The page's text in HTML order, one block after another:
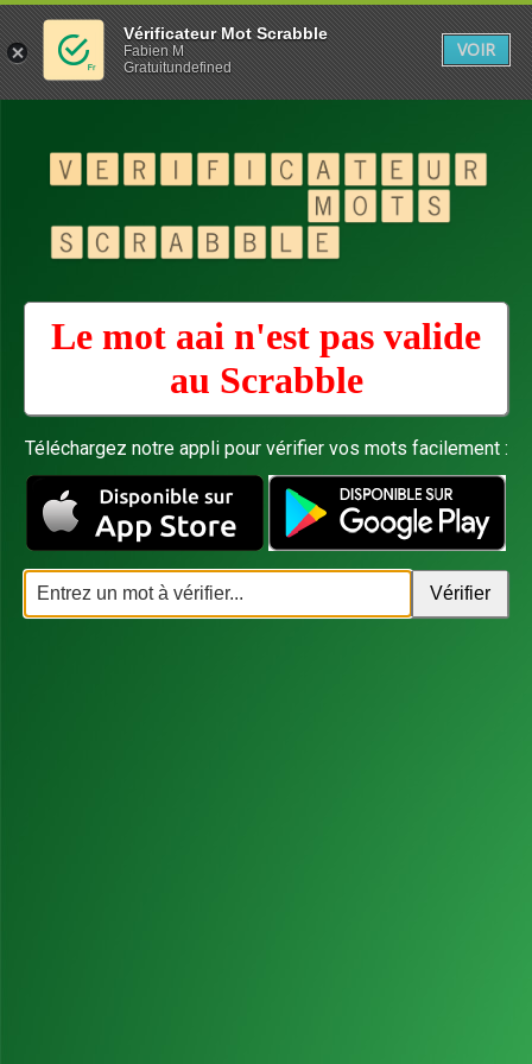
Le mot aai n'est pas valide
au Scrabble
Téléchargez notre appli pour vérifier vos mots facilement :
Vérificateur Mot Scrabble
Fabien M
Gratuitundefined
VOIR